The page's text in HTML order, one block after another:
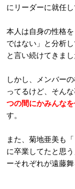
にリーダーに就任し
本人は自身の性格
ではない」と分析し
と言い続けてきまし
しかし、メンバー
ってるけど、そんな
つの間にかみんな
す。
また、菊地亜美も
に卒業してたと思
ーそれぞれが遠藤